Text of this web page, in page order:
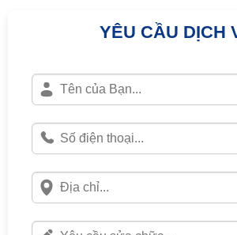
YÊU CẦU DỊCH